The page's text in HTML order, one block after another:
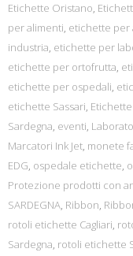
Etichette Oristano,
per alimenti, etichette per
industria, etichette per
etichette per ortofrutta,
etichette per ospedali,
etichette Sassari,
Sardegna, eventi,
Marcatori Ink Jet, monete
EDG, ospedale etichette,
Protezione prodotti con
SARDEGNA, Ribbon,
rotoli etichette Cagliari,
Sardegna, rotoli etichette